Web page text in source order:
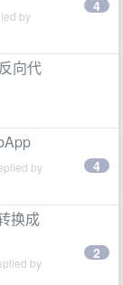
by
4
向代
by 4
换成
by
2